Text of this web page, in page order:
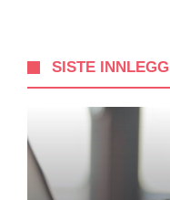
SISTE INNLEGG